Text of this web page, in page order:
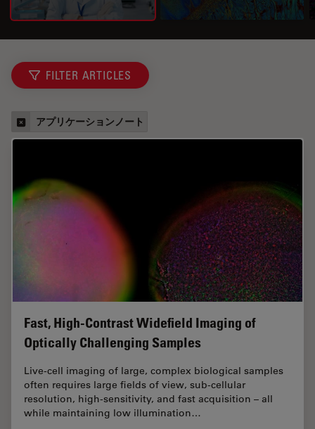
FILTER ARTICLES
アプリケーションノート
Fast, High-Contrast Widefield Imaging of
Optically Challenging Samples
Live‑cell imaging of large, complex biological samples
often requires large fields of view, sub-cellular
resolution, high-sensitivity, and fast acquisition – all
while maintaining low illumination…